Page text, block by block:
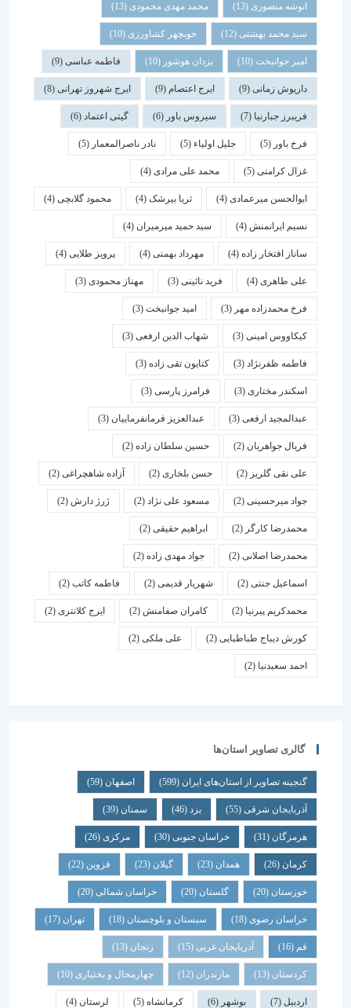
انوشه منصوری(13) محمد مهدی محمودی(13)
سید محمد بهشتی(12) خوبچهر کشاورزی(10)
امیر جوانبخت(10) یزدان هوشور(10) فاطمه عباسی(9)
داریوش زمانی(9) ایرج اعتصام(9) ایرج شهروز تهرانی(8)
فریبرز جبارنیا(7) سیروس باور(6) گیتی اعتماد(6)
فرخ باور(5) جلیل اولیاء(5) نادر ناصرالمعمار (5)
غزال کرامتی(5) محمد علی مرادی(4)
ابوالحسن میرعمادی(4) ثریا بیرشک(4) محمود گلابچی(4)
نسیم ایرانمنش(4) سید حمید میرمیران(4)
ساناز افتخار زاده(4) مهرداد بهمنی (4) پرویز طلایی(4)
علی طاهری(4) فرید نائینی(3) مهناز محمودی(3)
فرخ محمدزاده مهر(3) امید جوانبخت(3)
کیکاووس امینی(3) شهاب الدین ارفعی(3)
فاطمه ظفرنژاد(3) کتایون تقی زاده(3)
اسكندر مختاری (3) فرامرز پارسی(3)
عبدالمجید ارفعی(3) عبدالعزیز فرمانفرماییان(3)
فریال جواهریان(2) حسین سلطان زاده(2)
علی نقی گلریز(2) حسن بلخاری(2) آزاده شاهچراغی(2)
جواد میرحسینی(2) مسعود علی نژاد(2) ژرژ دارش (2)
محمدرضا کارگر(2) ابراهیم حقیقی(2)
محمدرضا اصلانی(2) جواد مهدی زاده(2)
اسماعیل جنتی(2) شهریار قدیمی(2) فاطمه کاتب(2)
محمدکریم پیرنیا (2) کامران صفامنش(2) ایرج کلانتری (2)
کورش دیباج طباطبایی(2) علی ملکی(2)
احمد سعیدنیا (2)
گالری تصاویر استان‌ها
گنجینه تصاویر از استان‌های ایران(599) اصفهان (59)
آذربایجان شرقی(55) یزد سمنان (39)
هرمزگان(31) خراسان جنوبی(30) مرکزی (26)
همدان گیلان قزوین
خوزستان(20) گلستان (20) خراسان شمالی(20)
خراسان رضوی(18) سیستان و بلوچستان(18) تهران
آذربایجان غربی(15) زنجان
کردستان(13) مازندران(12) چهارمحال و بختیاری (10)
بوشهر کرمانشاه(5) لرستان (4)